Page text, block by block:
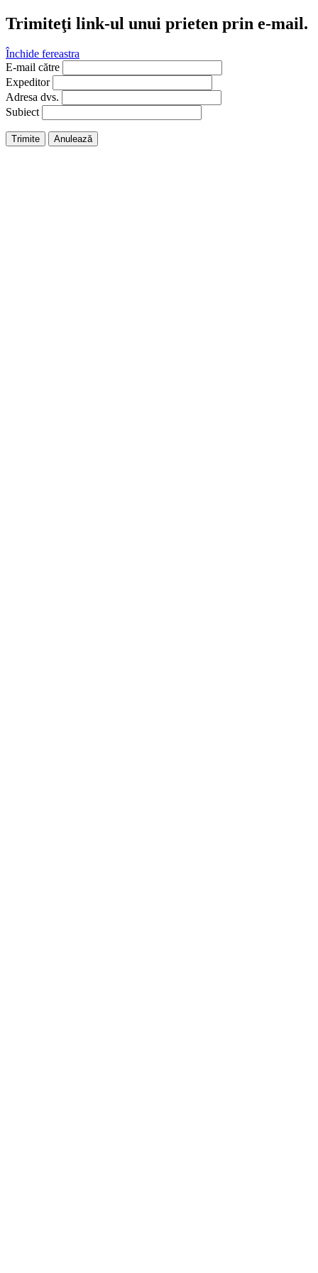
Trimiteţi link-ul unui prieten prin e-mail.
Închide fereastra
E-mail către
Expeditor
Adresa dvs.
Subiect
Trimite Anulează